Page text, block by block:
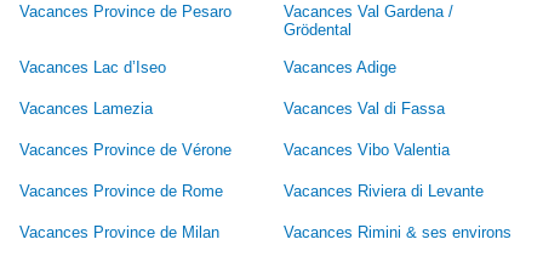
Vacances Province de Pesaro
Vacances Val Gardena /
Grödental
Vacances Lac d’Iseo Vacances Adige
Vacances Lamezia Vacances Val di Fassa
Vacances Province de Vérone Vacances Vibo Valentia
Vacances Province de Rome Vacances Riviera di Levante
Vacances Province de Milan Vacances Rimini & ses environs